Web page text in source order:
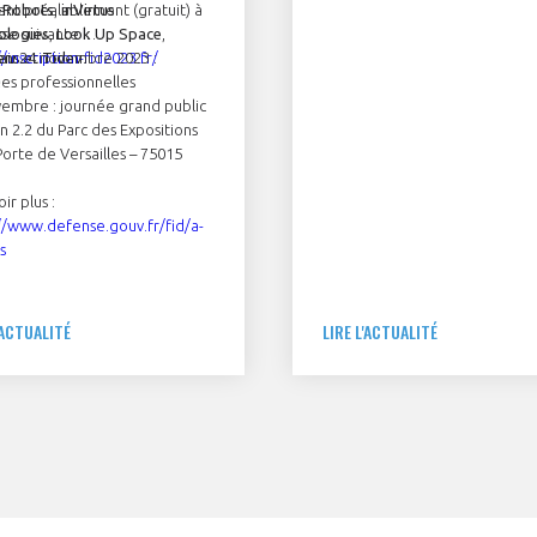
Robots, inVirtus
,Look Up Space
et Tidav.
préalablement (gratuit) à
suivante :
inscription-fid2023.fr/
24 novembre 2023 :
professionnelles
: journée grand public
2.2 du Parc des Expositions
de Versailles – 75015
plus :
www.defense.gouv.fr/fid/a-
LIRE L'ACTUALITÉ